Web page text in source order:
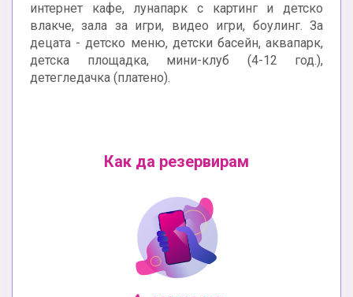
интернет кафе, лунапарк с картинг и детско
влакче, зала за игри, видео игри, боулинг. За
децата - детско меню, детски басейн, аквапарк,
детска площадка, мини-клуб (4-12 год.),
детегледачка (платено).
Как да резервирам